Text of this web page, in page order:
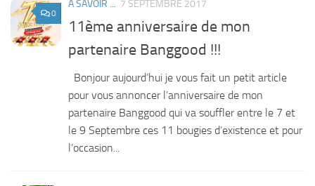
0
A SAVOIR ... 7 SEPTEMBRE 2017
11ème anniversaire de mon
partenaire Banggood !!!
Bonjour aujourd’hui je vous fait un petit article
pour vous annoncer l’anniversaire de mon
partenaire Banggood qui va souffler entre le 7 et
le 9 Septembre ces 11 bougies d’existence et pour
l’occasion...